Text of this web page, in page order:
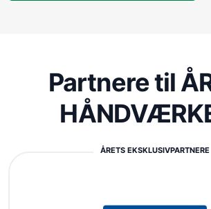
Partnere til
ÅRETS EKSKLUSIVPARTNERE